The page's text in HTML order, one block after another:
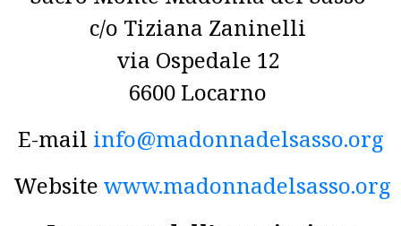
c/o Tiziana Zaninelli
via Ospedale 12
6600 Locarno
E-mail info@madonnadelsasso.org
Website www.madonnadelsasso.org